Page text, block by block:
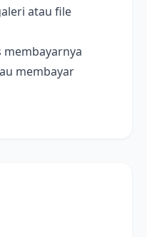
atau file
membayarnya
membayar